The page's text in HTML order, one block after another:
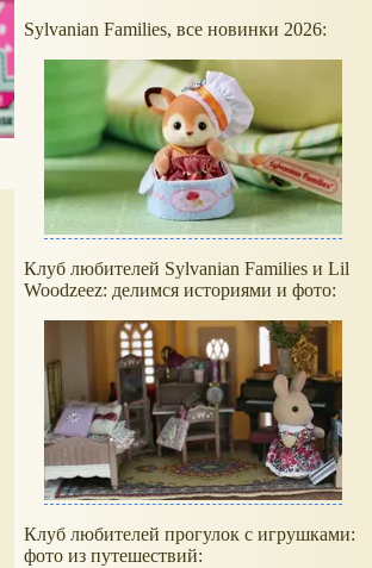
Sylvanian Families, все новинки 2026:
Клуб любителей Sylvanian Families и Lil
Woodzeez: делимся историями и фото:
Клуб любителей прогулок с игрушками:
фото из путешествий: